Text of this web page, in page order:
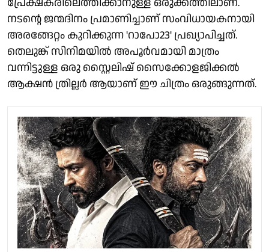
നടന്റെ ജന്മദിനം പ്രമാണിച്ചാണ് സംവിധായകനായി
അരങ്ങേറ്റം കുറിക്കുന്ന 'റാപോ23' പ്രഖ്യാപിച്ചത്.
തെലുങ്ക് സിനിമയിൽ അപൂർവമായി മാത്രം
വന്നിട്ടുള്ള ഒരു സ്റ്റൈലിഷ് സൈക്കോളജിക്കൽ
ആക്ഷൻ ത്രില്ലർ ആയാണ് ഈ ചിത്രം ഒരുങ്ങുന്നത്.